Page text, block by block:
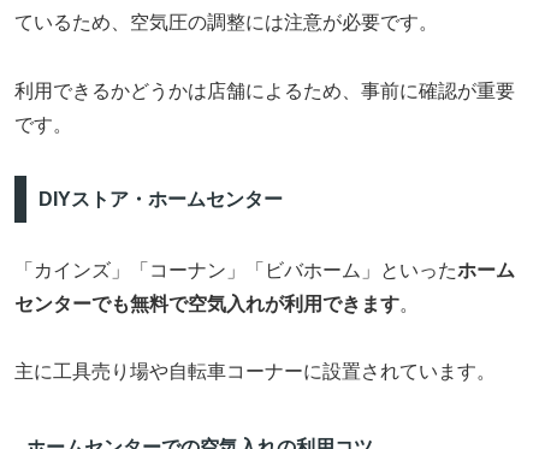
ているため、空気圧の調整には注意が必要です。
利用できるかどうかは店舗によるため、事前に確認が重要
です。
DIYストア・ホームセンター
「カインズ」「コーナン」「ビバホーム」といったホーム
センターでも無料で空気入れが利用できます。
主に工具売り場や自転車コーナーに設置されています。